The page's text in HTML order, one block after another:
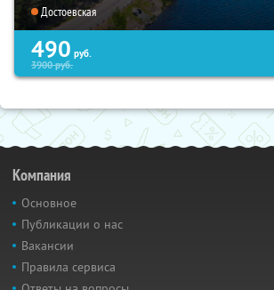
Достоевская
490 руб.
3900руб.
Компания
Основное
Публикации о нас
Вакансии
Правила сервиса